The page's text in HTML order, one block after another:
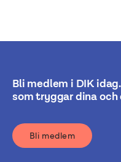
Bli medlem i DIK
som tryggar dina
Bli medlem